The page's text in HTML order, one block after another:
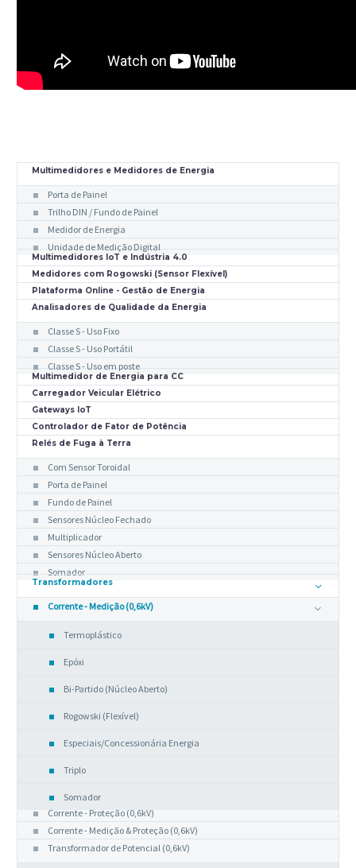
Multimedidores e Medidores de Energia
Porta de Painel
Trilho DIN / Fundo de Painel
Medidor de Energia
Unidade de Medição Digital
Multimedidores IoT e Indústria 4.0
Medidores com Rogowski (Sensor Flexível)
Plataforma Online - Gestão de Energia
Analisadores de Qualidade da Energia
Classe S - Uso Fixo
Classe S - Uso Portátil
Classe S - Uso em poste
Multimedidor de Energia para CC
Carregador Veicular Elétrico
Gateways IoT
Controlador de Fator de Potência
Relés de Fuga à Terra
Com Sensor Toroidal
Porta de Painel
Fundo de Painel
Sensores Núcleo Fechado
Multiplicador
Sensores Núcleo Aberto
Somador
Transformadores
Corrente - Medição (0,6kV)
Termoplástico
Epóxi
Bi-Partido (Núcleo Aberto)
Rogowski (Flexível)
Especiais/Concessionária Energia
Triplo
Somador
Corrente - Proteção (0,6kV)
Corrente - Medição & Proteção (0,6kV)
Transformador de Potencial (0,6kV)